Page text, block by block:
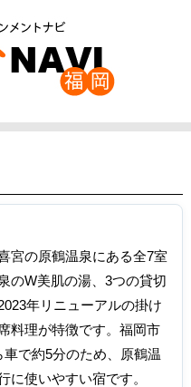
宮の原鶴温泉にある全7室
のW美肌の湯、3つの貸切
年リニューアルの掛け
料理が特徴です。福岡市
で約5分のため、原鶴温
に使いやすい宿です。